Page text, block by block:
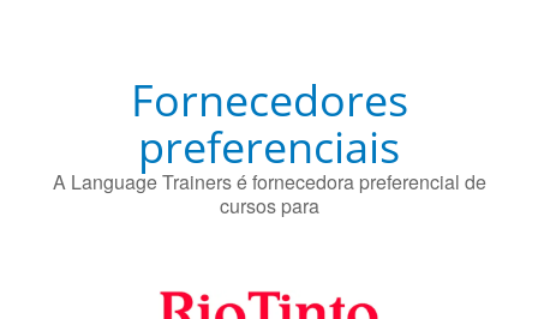
preferenciais
A Language Trainers é fornecedora preferencial de
cursos para